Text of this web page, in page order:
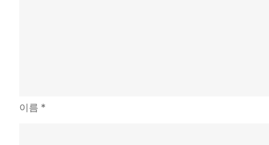
이름 *